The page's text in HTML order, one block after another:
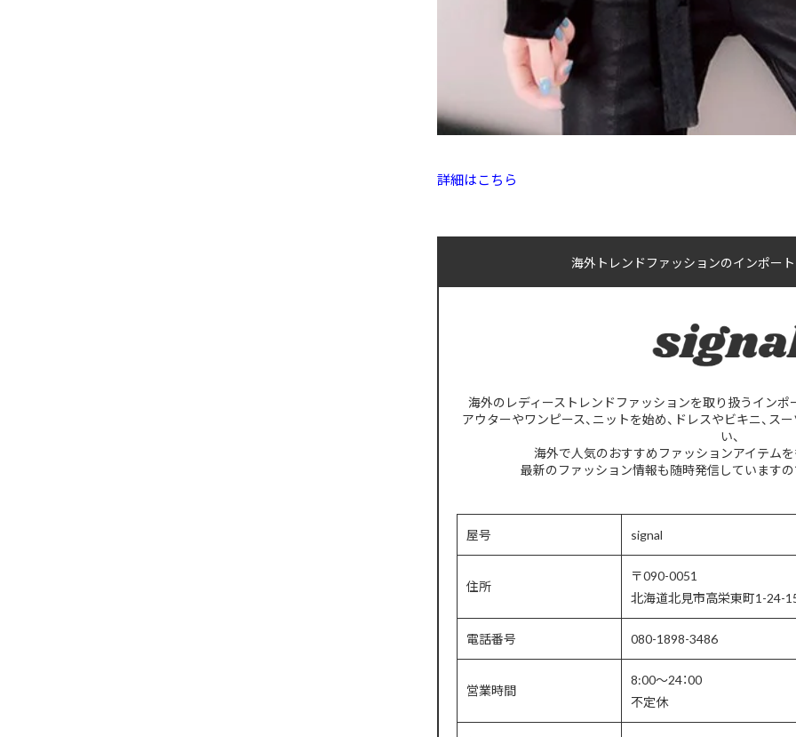
詳細はこちら
海外トレンドファッションのインポー
海外のレディーストレンドファッションを取り扱うインポ
アウターやワンピース、ニットを始め、ドレスやビキニ、ス
い、
海外で人気のおすすめファッションアイテム
最新のファッション情報も随時発信しています
屋号 signal
住所
〒090-0051
北海道北見市高栄東町1-24-
電話番号 080-1898-3486
営業時間
8:00～24：00
不定休